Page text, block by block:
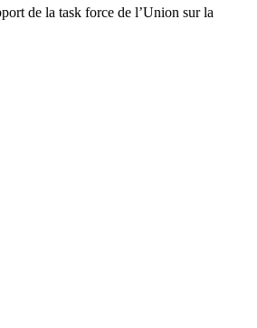
de la task force de l’Union sur la